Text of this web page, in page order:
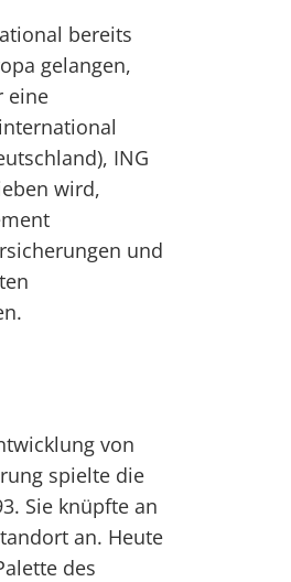
bereits
gelangen,
eine
ING
wird,
und
von
spielte die
Sie knüpfte an
an. Heute
des